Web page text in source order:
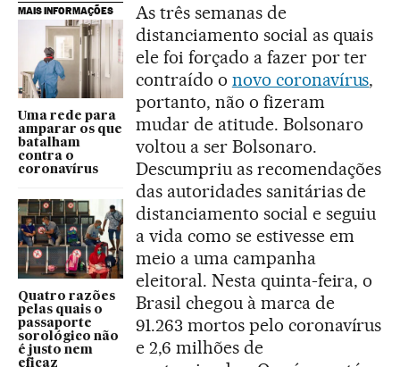
MAIS INFORMAÇÕES
Uma rede para
amparar os que
batalham
contra o
coronavírus
Quatro razões
pelas quais o
passaporte
sorológico não
é justo nem
eficaz
As três semanas de
distanciamento social as quais
ele foi forçado a fazer por ter
contraído o novo coronavírus,
portanto, não o fizeram
mudar de atitude. Bolsonaro
voltou a ser Bolsonaro.
Descumpriu as recomendações
das autoridades sanitárias de
distanciamento social e seguiu
a vida como se estivesse em
meio a uma campanha
eleitoral. Nesta quinta-feira, o
Brasil chegou à marca de
91.263 mortos pelo coronavírus
e 2,6 milhões de